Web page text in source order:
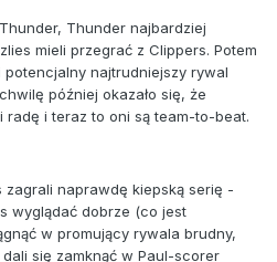
Thunder najbardziej
mieli przegrać z Clippers. Potem
potencjalny najtrudniejszy rywal
później okazało się, że
radę i teraz to oni są team-to-beat.
zagrali naprawdę kiepską serię -
wyglądać dobrze (co jest
w promujący rywala brudny,
się zamknąć w Paul-scorer